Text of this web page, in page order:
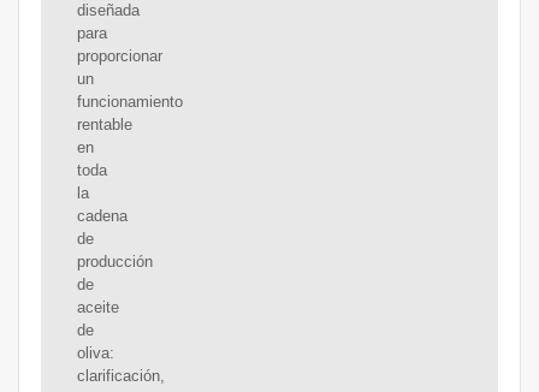
diseñada
para
proporcionar
un
funcionamiento
rentable
en
toda
la
cadena
de
producción
de
aceite
de
oliva:
clarificación,